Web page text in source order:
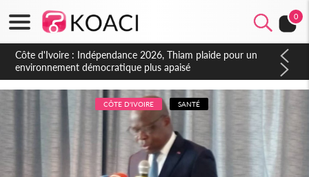
0
Côte d'Ivoire : Concours INFAS 2026, les convocations
seront disponibles à compter du samedi
CÔTE D'IVOIRE SANTÉ